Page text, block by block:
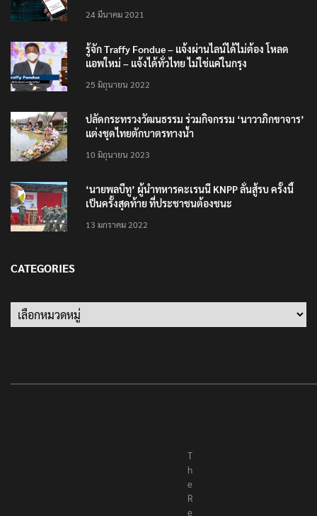
24 มีนาคม 2021
รู้จัก Traffy Fondue – แจ้งผ่านไลน์ได้ไม่ต้อง โหลด
แอพใหม่ – แจ้งได้ทั่วไทย ไม่ใช่แค่ในกรุง
25 มิถุนายน 2022
ปลัดกระทรวงวัฒนธรรม ร่วมกิจกรรม ‘นาวาภิกขาจาร’
แต่งชุดไทยตักบาตรทางน้ำ
10 มิถุนายน 2023
‘นายพลบีทู’ ผู้นำทหารคะเรนนี KNPP ลั่นสู้รบ ครั้งนี้
เป็นครั้งสุดท้าย ที่ประชาชนต้องชนะ
13 มกราคม 2022
CATEGORIES
T
h
e
R
e